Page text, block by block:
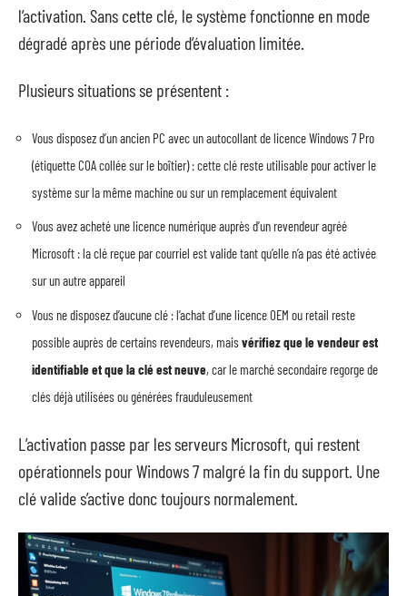
l’activation. Sans cette clé, le système fonctionne en mode
dégradé après une période d’évaluation limitée.
Plusieurs situations se présentent :
Vous disposez d’un ancien PC avec un autocollant de licence Windows 7 Pro
(étiquette COA collée sur le boîtier) : cette clé reste utilisable pour activer le
système sur la même machine ou sur un remplacement équivalent
Vous avez acheté une licence numérique auprès d’un revendeur agréé
Microsoft : la clé reçue par courriel est valide tant qu’elle n’a pas été activée
sur un autre appareil
Vous ne disposez d’aucune clé : l’achat d’une licence OEM ou retail reste
possible auprès de certains revendeurs, mais vérifiez que le vendeur est
identifiable et que la clé est neuve, car le marché secondaire regorge de
clés déjà utilisées ou générées frauduleusement
L’activation passe par les serveurs Microsoft, qui restent
opérationnels pour Windows 7 malgré la fin du support. Une
clé valide s’active donc toujours normalement.